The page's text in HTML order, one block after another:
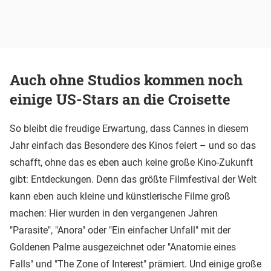
Auch ohne Studios kommen noch
einige US-Stars an die Croisette
So bleibt die freudige Erwartung, dass Cannes in diesem
Jahr einfach das Besondere des Kinos feiert – und so das
schafft, ohne das es eben auch keine große Kino-Zukunft
gibt: Entdeckungen. Denn das größte Filmfestival der Welt
kann eben auch kleine und künstlerische Filme groß
machen: Hier wurden in den vergangenen Jahren
"Parasite", "Anora" oder "Ein einfacher Unfall" mit der
Goldenen Palme ausgezeichnet oder "Anatomie eines
Falls" und "The Zone of Interest" prämiert. Und einige große